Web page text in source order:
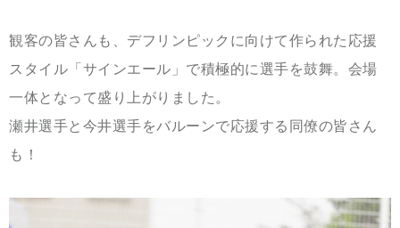
観客の皆さんも、デフリンピックに向けて作られた応援
スタイル「サインエール」で積極的に選手を鼓舞。会場
一体となって盛り上がりました。
瀬井選手と今井選手をバルーンで応援する同僚の皆さん
も！